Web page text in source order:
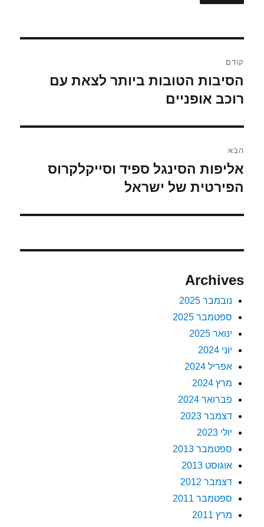
קודם
הפוסט
הקודם:
הסיבות הטובות ביותר לצאת עם
רוכב אופניים
הבא
הפוסט
הבא:
אליפות הסינגל ספיד וסייקלקרוס
הפירטית של ישראל
Archives
נובמבר 2025
ספטמבר 2025
ינואר 2025
יוני 2024
אפריל 2024
מרץ 2024
פברואר 2024
דצמבר 2023
יולי 2023
ספטמבר 2013
אוגוסט 2013
דצמבר 2012
ספטמבר 2011
מרץ 2011